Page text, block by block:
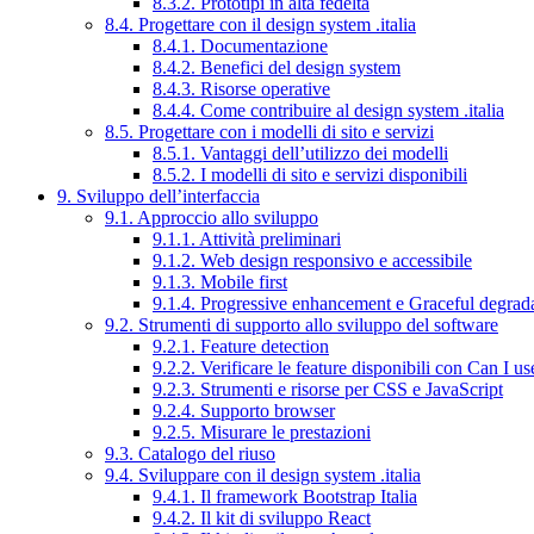
8.4. Progettare con il design system .italia
8.4.1. Documentazione
8.4.2. Benefici del design system
8.4.3. Risorse operative
8.4.4. Come contribuire al design system .italia
8.5. Progettare con i modelli di sito e servizi
8.5.1. Vantaggi dell’utilizzo dei modelli
8.5.2. I modelli di sito e servizi disponibili
9. Sviluppo dell’interfaccia
9.1. Approccio allo sviluppo
9.1.1. Attività preliminari
9.1.2. Web design responsivo e accessibile
9.1.3. Mobile first
9.1.4. Progressive enhancement e Graceful
9.2. Strumenti di supporto allo sviluppo del software
9.2.1. Feature detection
9.2.2. Verificare le feature disponibili con Can I
9.2.3. Strumenti e risorse per CSS e JavaScript
9.2.4. Supporto browser
9.2.5. Misurare le prestazioni
9.3. Catalogo del riuso
9.4. Sviluppare con il design system .italia
9.4.1. Il framework Bootstrap Italia
9.4.2. Il kit di sviluppo React